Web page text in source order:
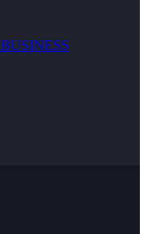
BUSINESS